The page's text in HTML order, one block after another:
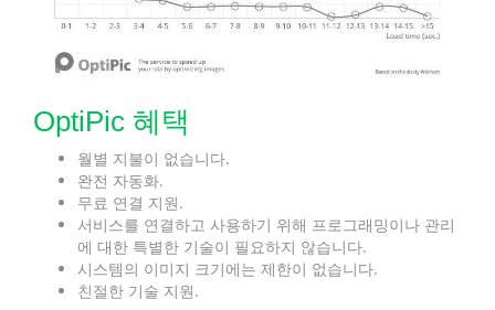
OptiPic 혜택
월별 지불이 없습니다.
완전 자동화.
무료 연결 지원.
서비스를 연결하고 사용하기 위해 프로그래밍이나 관리
에 대한 특별한 기술이 필요하지 않습니다.
시스템의 이미지 크기에는 제한이 없습니다.
친절한 기술 지원.